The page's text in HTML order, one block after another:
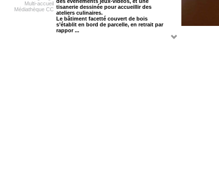
Multi-accueil
Médiathèque CC tisanerie dessinée pour accueillir des
ateliers culinaires.
Le bâtiment facetté couvert de bois
s’établit en bord de parcelle, en retrait par
rappor ...